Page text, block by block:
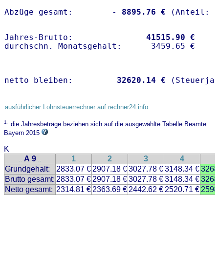
Abzüge gesamt:        -
8895.76 €
Jahres-Brutto: 41515.90 €
netto bleiben: 32620.14 €
ausführlicher Lohnsteuerrechner auf rechner24.info
1: die Jahresbeträge beziehen sich auf die ausgewählte Tabelle Beamte
Bayern 2015
K
.. A 9 .. 1 2 3 4
Grundgehalt:
2833.07 € 2907.18 €3027.78 €3148.34 €
Brutto gesamt: 2833.07 € 2907.18 €3027.78 €3148.34 €
Netto gesamt: 2314.81 € 2363.69 € 2442.62 € 2520.71 €